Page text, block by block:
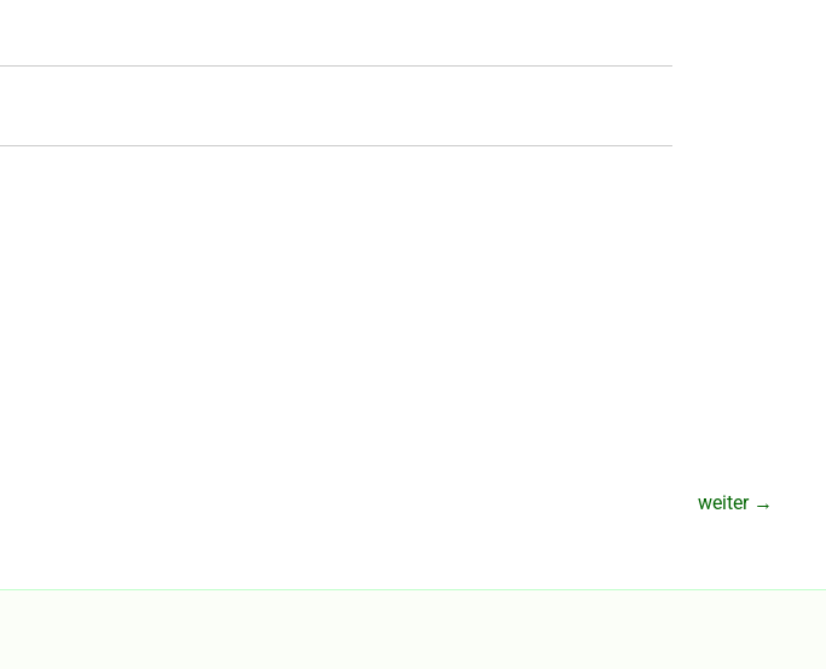
weiter →